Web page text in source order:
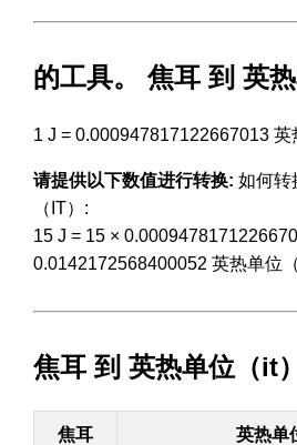
的工具。 焦耳 到 英热
1 J = 0.000947817122667013 英
请提供以下数值进行转换: 如何转
（IT）:
15 J = 15 ×
0.0142172568400052 英热单位（
焦耳 到 英热单位（it
焦耳 英热单